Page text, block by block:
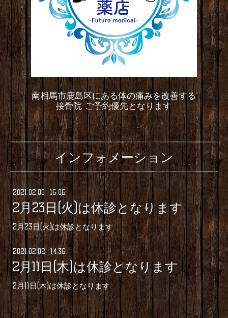
南相馬市鹿島区にある体の痛みを改善する
接骨院 ご予約優先となります
インフォメーション
2021 .02.08 16:06
2月23日(火)は休診となります
2月23日(火)は休診となります
2021 .02.02 14:36
2月11日(木)は休診となります
2月11日(木)は休診となります